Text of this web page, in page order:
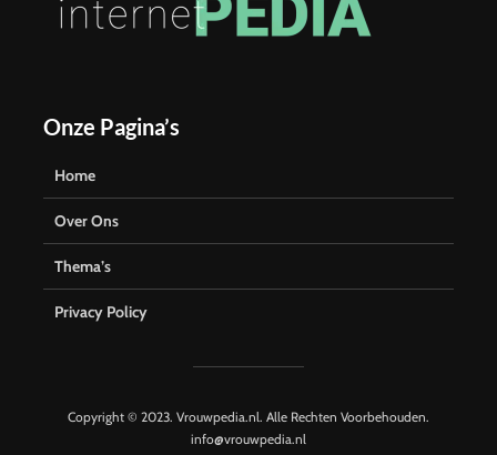
Onze Pagina’s
Home
Over Ons
Thema’s
Privacy Policy
Copyright © 2023. Vrouwpedia.nl. Alle Rechten Voorbehouden.
info@vrouwpedia.nl